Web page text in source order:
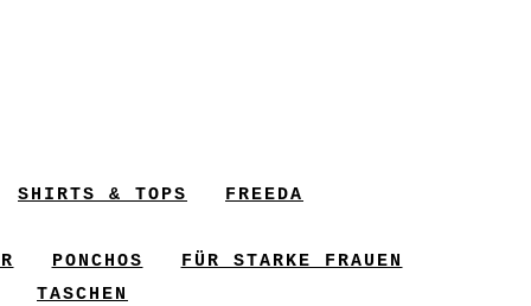
SHIRTS & TOPS FREEDA
PONCHOS
FÜR STARKE FRAUEN
TASCHEN